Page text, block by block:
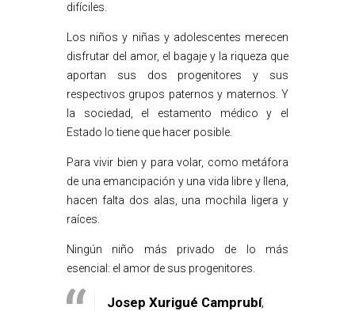
difíciles.
Los niños y niñas y adolescentes merecen
disfrutar del amor, el bagaje y la riqueza que
aportan sus dos progenitores y sus
respectivos grupos paternos y maternos. Y
la sociedad, el estamento médico y el
Estado lo tiene que hacer posible.
Para vivir bien y para volar, como metáfora
de una emancipación y una vida libre y llena,
hacen falta dos alas, una mochila ligera y
raíces.
Ningún niño más privado de lo más
esencial: el amor de sus progenitores.
Josep Xurigué Camprubí,